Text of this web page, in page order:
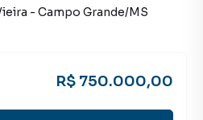
- Campo Grande/MS
R$ 750.000,00